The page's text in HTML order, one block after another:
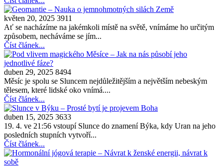
květen 20, 2025 3911
Ať se nacházíme na jakémkoli místě na světě, vnímáme ho určitým
způsobem, necháváme se jím...
Číst článek...
duben 29, 2025 8494
Měsíc je spolu se Sluncem nejdůležitějším a největším nebeským
tělesem, které lidské oko vnímá....
Číst článek...
duben 15, 2025 3633
19. 4. ve 21:56 vstoupí Slunce do znamení Býka, kdy Uran na jeho
posledních stupních vytvoří...
Číst článek...